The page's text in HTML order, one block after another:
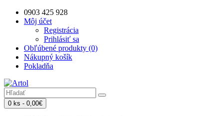
0903 425 928
Môj účet
Registrácia
Prihlásiť sa
Obľúbené produkty (0)
Nákupný košík
Pokladňa
0 ks - 0,00€